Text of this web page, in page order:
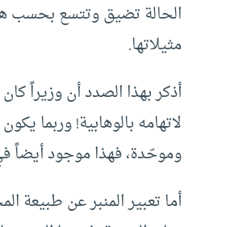
الحالة تضيق وتتسع بحسب
مثيلاتها.
أذكر بهذا الصدد أن وزيراً
لاتهامه بالوهابية! وربما
وموحّدة، فهذا موجود أيضاً
أما تعبير المنبر عن طبيعة